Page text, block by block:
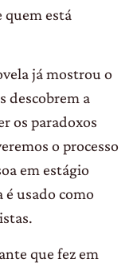
quem está
já mostrou o
descobrem a
os paradoxos
o processo
em estágio
usado como
que fez em